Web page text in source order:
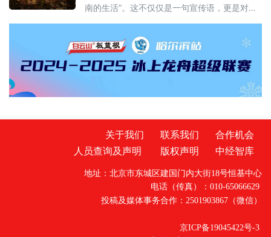
南的生活”。这不仅仅是一句宣传语，更是对这
客栈的风铃，是滤镜下的云卷云舒。直到我循
着王宁书记的足迹，走进昆明那些因水而迁、
因水而兴的土地，才读懂其深意：云南的生
活，不仅是造物主的偏爱，更是奋斗者的烟
火。一、有一种叫云南的生活，从心出发这
关于我们 联系我们
合作机会
人员查询及声明
版权声明 中经智库
地址：北京市东城区建国门内大街18号恒基中心
电话（传真）：010-65066629
投稿及媒体事务合作：2501903867（微信）
京ICP备19045422号-3